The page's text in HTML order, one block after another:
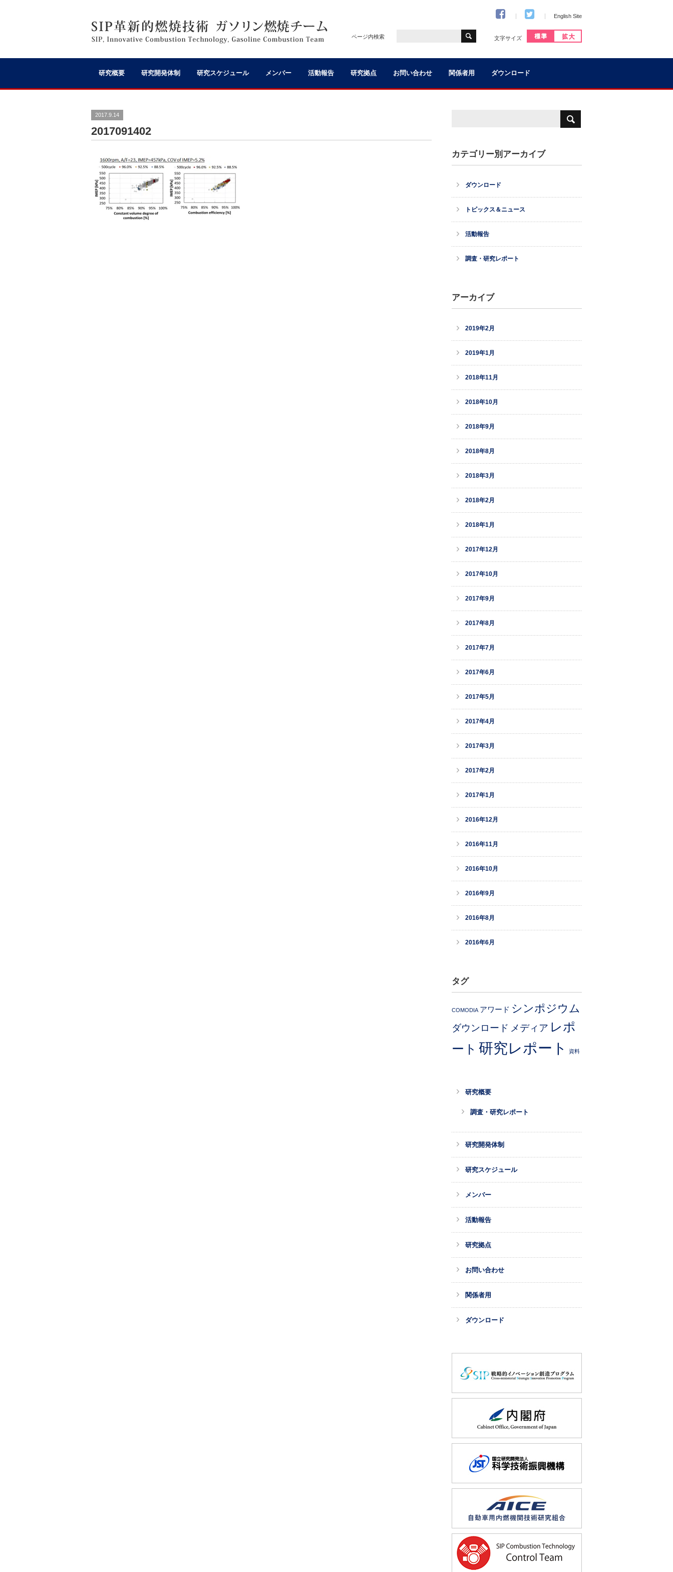
English Site
ページ内検索 文字サイズ
研究概要 研究開発体制 研究スケジュール メンバー 活動報告 研究拠点 お問い合わせ 関係者用 ダウンロード
2017.9.14
2017091402
カテゴリー別アーカイブ
ダウンロード
トピックス＆ニュース
活動報告
調査・研究レポート
アーカイブ
2019年2月
2019年1月
2018年11月
2018年10月
2018年9月
2018年8月
2018年3月
2018年2月
2018年1月
2017年12月
2017年10月
2017年9月
2017年8月
2017年7月
2017年6月
2017年5月
2017年4月
2017年3月
2017年2月
2017年1月
2016年12月
2016年11月
2016年10月
2016年9月
2016年8月
2016年6月
タグ
COMODIA アワード シンポジウム
ダウンロード メディア レポ
ート 研究レポート 資料
研究概要
調査・研究レポート
研究開発体制
研究スケジュール
メンバー
活動報告
研究拠点
お問い合わせ
関係者用
ダウンロード